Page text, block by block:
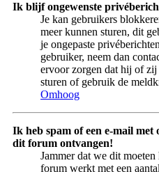
Ik blijf ongewenste
Je kan gebruikers
meer kunnen sturen, dit
je ongepaste
gebruiker, neem dan
ervoor zorgen dat hij of
sturen of gebruik de
Omhoog
Ik heb spam of een e-mail met
dit forum ontvangen!
Jammer dat we dit
forum werkt met een